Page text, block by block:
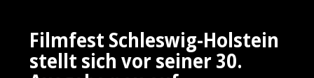
Filmfest Schleswig-Holstein
stellt sich vor seiner 30.